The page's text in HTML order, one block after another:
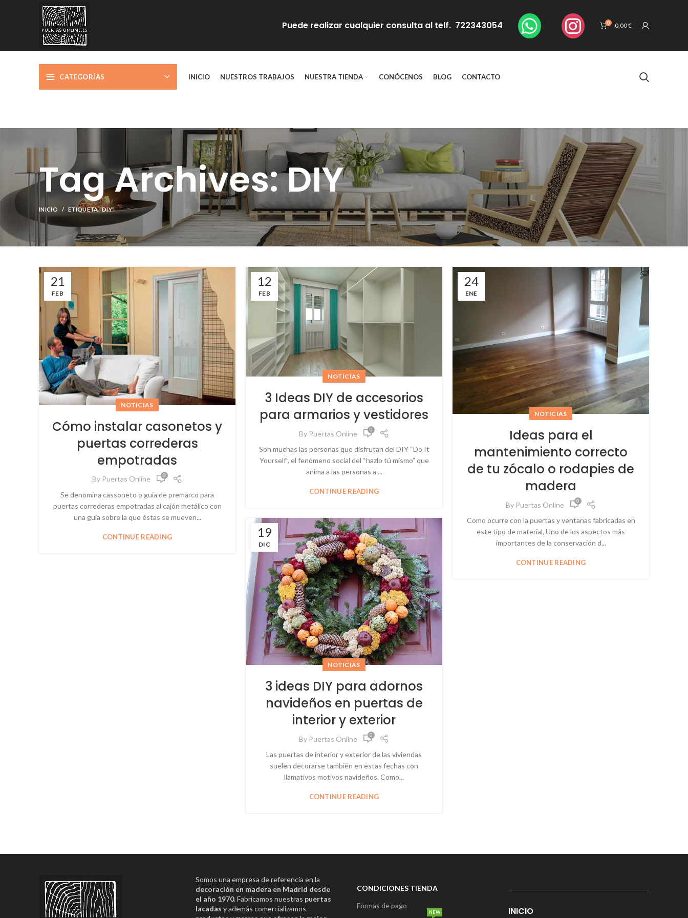
Puede realizar cualquier consulta al telf. 722343054 0 0,00€
CATEGORÍAS INICIO NUESTROS TRABAJOS NUESTRA TIENDA CONÓCENOS BLOG CONTACTO
Tag Archives: DIY
INICIO ETIQUETA "DIY"
21
FEB
NOTICIAS
Cómo instalar casonetos y
puertas correderas
empotradas
By Puertas Online 0
Se denomina cassoneto o guía de premarco para
puertas correderas empotradas al cajón metálico con
una guía sobre la que éstas se mueven...
CONTINUE READING
12
FEB
NOTICIAS
3 Ideas DIY de accesorios
para armarios y vestidores
By Puertas Online 0
Son muchas las personas que disfrutan del DIY “Do It
Yourself”, el fenómeno social del “hazlo tú mismo” que
anima a las personas a ...
CONTINUE READING
24
ENE
NOTICIAS
Ideas para el
mantenimiento correcto
de tu zócalo o rodapies de
madera
By Puertas Online 0
Como ocurre con la puertas y ventanas fabricadas en
este tipo de material, Uno de los aspectos más
importantes de la conservación d...
CONTINUE READING
19
DIC
NOTICIAS
3 ideas DIY para adornos
navideños en puertas de
interior y exterior
By Puertas Online 0
Las puertas de interior y exterior de las viviendas
suelen decorarse también en estas fechas con
llamativos motivos navideños. Como...
CONTINUE READING
Somos una empresa de referencia en la
decoración en madera en Madrid desde
el año 1970. Fabricamos nuestras puertas
lacadas y además comercializamos
CONDICIONES TIENDA
Formas de pago
NEW
INICIO